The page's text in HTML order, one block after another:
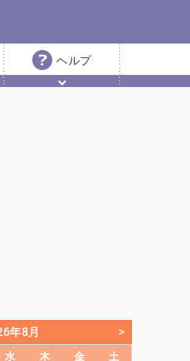
ヘルプ
年8月
水 木 金
土